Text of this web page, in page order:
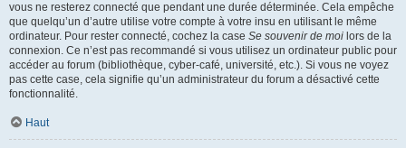
vous ne resterez connecté que pendant une durée déterminée. Cela empêche
que quelqu’un d’autre utilise votre compte à votre insu en utilisant le même
ordinateur. Pour rester connecté, cochez la case Se souvenir de moi lors de la
connexion. Ce n’est pas recommandé si vous utilisez un ordinateur public pour
accéder au forum (bibliothèque, cyber-café, université, etc.). Si vous ne voyez
pas cette case, cela signifie qu’un administrateur du forum a désactivé cette
fonctionnalité.
Haut